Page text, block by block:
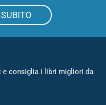
e consiglia i libri migliori da